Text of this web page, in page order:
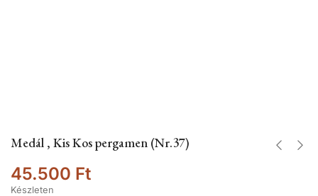
Medál , Kis Kos pergamen (Nr.37)
45.500 Ft
Készleten